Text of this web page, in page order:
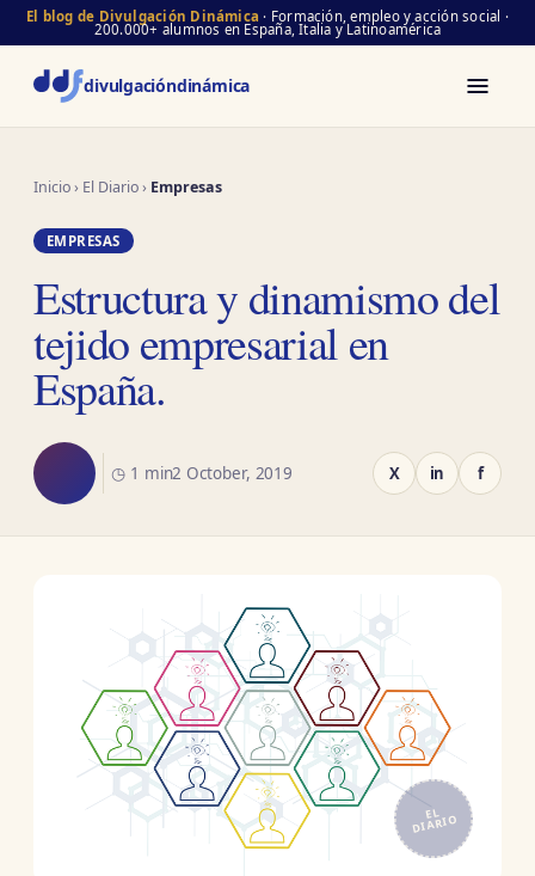
El blog de Divulgación Dinámica · Formación, empleo y acción social ·
200.000+ alumnos en España, Italia y Latinoamérica
divulgacióndinámica
Inicio› El Diario› Empresas
EMPRESAS
Estructura y dinamismo del
tejido empresarial en
España.
◷ 1 min2 October, 2019 X in f
EL
DIARIO